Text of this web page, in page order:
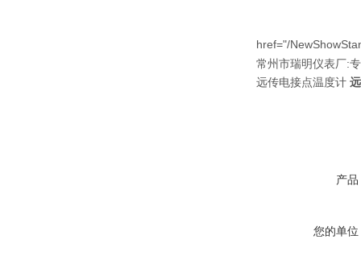
href="/
常州市瑞明仪表厂:
远传电接点温度计
产品
您的单位